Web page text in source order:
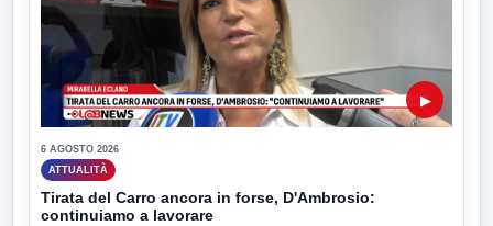
▶
6 AGOSTO 2026
ATTUALITÀ
Tirata del Carro ancora in forse, D'Ambrosio:
continuiamo a lavorare